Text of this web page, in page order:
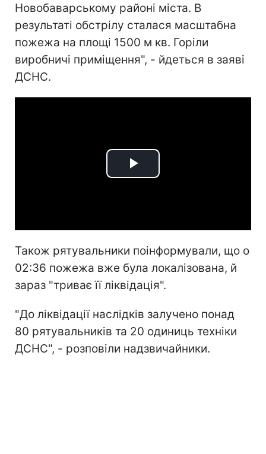
Новобаварському районі міста. В
результаті обстрілу сталася масштабна
пожежа на площі 1500 м кв. Горіли
виробничі приміщення", - йдеться в заяві
ДСНС.
Play
Також рятувальники поінформували, що о
02:36 пожежа вже була локалізована, й
зараз "триває її ліквідація".
"До ліквідації наслідків залучено понад
80 рятувальників та 20 одиниць техніки
ДСНС", - розповіли надзвичайники.